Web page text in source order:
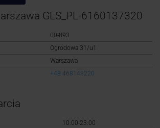
Logowanie
GLS_PL-6160137320
00-893
Ogrodowa 31/u1
Warszawa
+48 468148220
10:00-23:00